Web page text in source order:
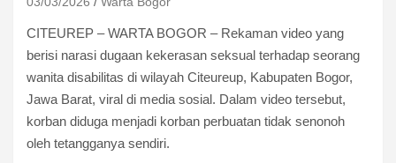
CITEUREP – WARTA BOGOR – Rekaman video yang
berisi narasi dugaan kekerasan seksual terhadap seorang
wanita disabilitas di wilayah Citeureup, Kabupaten Bogor,
Jawa Barat, viral di media sosial. Dalam video tersebut,
korban diduga menjadi korban perbuatan tidak senonoh
oleh tetangganya sendiri.